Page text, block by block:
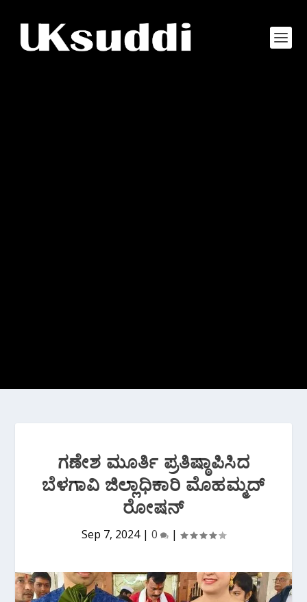
ಗಣೇಶ ಮೂರ್ತಿ ಪ್ರತಿಷ್ಠಾಪಿಸಿದ
ಬೆಳಗಾವಿ ಜಿಲ್ಲಾಧಿಕಾರಿ ಮೊಹಮ್ಮದ್
ರೋಷನ್
Sep 7, 2024| 0 |